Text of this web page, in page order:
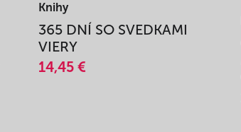
Knihy
365 DNÍ SO SVEDKAMI
VIERY
14,45 €